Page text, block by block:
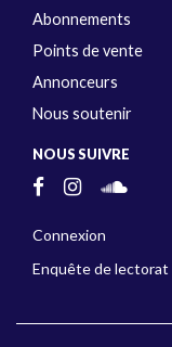
Abonnements
Points de vente
Annonceurs
Nous soutenir
NOUS SUIVRE
Connexion
Enquête de lectorat